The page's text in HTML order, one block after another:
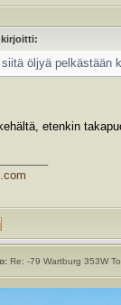
kirjoitti:
öljyä pelkästään
etenkin
Re: -79 Wartburg 353W